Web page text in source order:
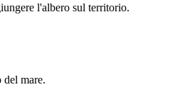
l'albero sul territorio.
mare.